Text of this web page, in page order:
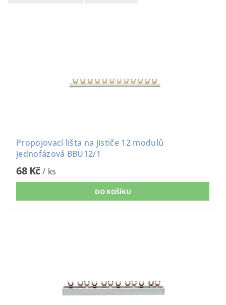
Propojovací lišta na jističe 12 modulů
jednofázová BBU12/1
68 Kč/ ks